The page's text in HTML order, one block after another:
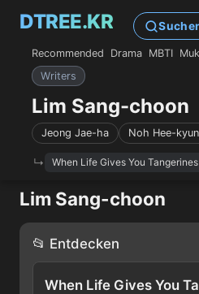
DTREE.KR
Recommended Drama MBTI
Writers
Lim Sang-choon
Jeong Jae-ha Noh Hee-
When Life Gives You Tangerines
Lim Sang-choon
📂 Entdecken
When Life Gives You